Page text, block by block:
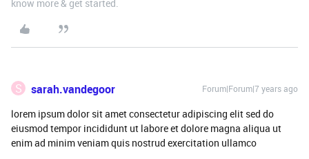
know more & get started.
S sarah.vandegoor Forum|Forum|7 years ago
lorem ipsum dolor sit amet consectetur adipiscing elit sed do
eiusmod tempor incididunt ut labore et dolore magna aliqua ut
enim ad minim veniam quis nostrud exercitation ullamco